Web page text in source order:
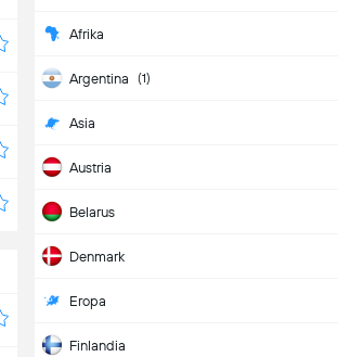
Afrika
Argentina (1)
Asia
Austria
Belarus
Denmark
Eropa
Finlandia